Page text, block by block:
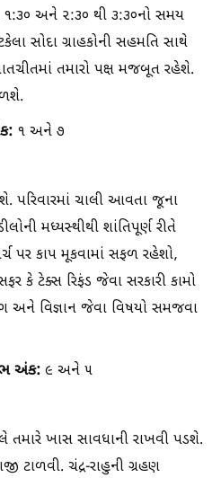
૧:૩૦ અને ૨:૩૦ થી ૩:૩૦નો સમય
સોદા ગ્રાહકોની સહમતિ સાથે
તમારો પક્ષ મજબૂત રહેશે.
૧ અને ૭
પરિવારમાં ચાલી આવતા જૂના
મધ્યસ્થીથી શાંતિપૂર્ણ રીતે
પર કાપ મૂકવામાં સફળ રહેશો,
કે ટેક્સ રિફંડ જેવા સરકારી કામો
અને વિજ્ઞાન જેવા વિષયો સમજવા
અંક: ૯ અને ૫
તમારે ખાસ સાવધાની રાખવી પડશે.
ટાળવી. ચંદ્ર-રાહુની ગ્રહણ